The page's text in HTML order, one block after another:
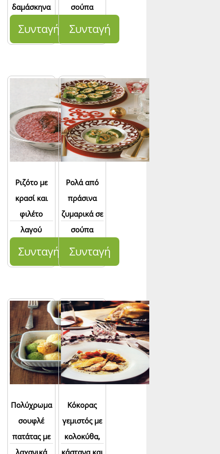
δαμάσκηνα
Συνταγή
σούπα
σταφυλιών
Συνταγή
Ριζότο με
κρασί και
φιλέτο
λαγού
Συνταγή
Ρολά από
πράσινα
ζυμαρικά σε
σούπα
κοτόπουλου
Συνταγή
Πολύχρωμα
σουφλέ
πατάτας με
λαχανικά
Κόκορας
γεμιστός με
κολοκύθα,
κάστανα και